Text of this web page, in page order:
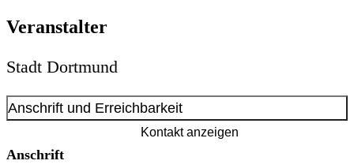
Veranstalter
Stadt Dortmund
Anschrift und Erreichbarkeit
Kontakt anzeigen
Anschrift